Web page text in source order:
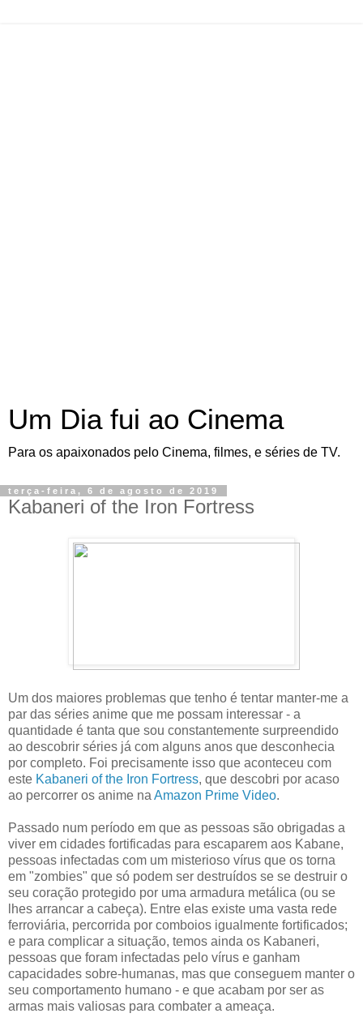
Um Dia fui ao Cinema
Para os apaixonados pelo Cinema, filmes, e séries de TV.
terça-feira, 6 de agosto de 2019
Kabaneri of the Iron Fortress
Um dos maiores problemas que tenho é tentar manter-me a
par das séries anime que me possam interessar - a
quantidade é tanta que sou constantemente surpreendido
ao descobrir séries já com alguns anos que desconhecia
por completo. Foi precisamente isso que aconteceu com
este Kabaneri of the Iron Fortress, que descobri por acaso
ao percorrer os anime na Amazon Prime Video.
Passado num período em que as pessoas são obrigadas a
viver em cidades fortificadas para escaparem aos Kabane,
pessoas infectadas com um misterioso vírus que os torna
em "zombies" que só podem ser destruídos se se destruir o
seu coração protegido por uma armadura metálica (ou se
lhes arrancar a cabeça). Entre elas existe uma vasta rede
ferroviária, percorrida por comboios igualmente fortificados;
e para complicar a situação, temos ainda os Kabaneri,
pessoas que foram infectadas pelo vírus e ganham
capacidades sobre-humanas, mas que conseguem manter o
seu comportamento humano - e que acabam por ser as
armas mais valiosas para combater a ameaça.